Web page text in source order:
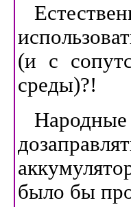
(и с
среды)?!
было бы